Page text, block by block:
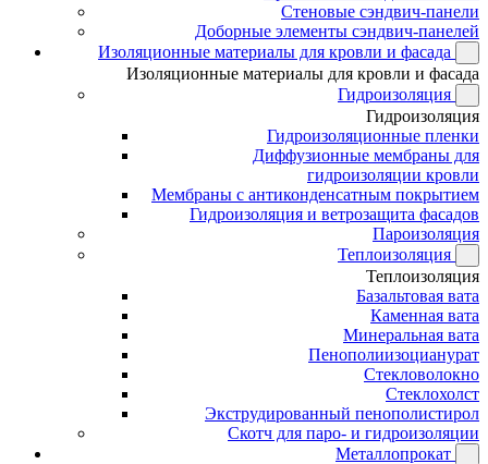
Стеновые сэндвич-панели
Доборные элементы сэндвич-панелей
Изоляционные материалы для кровли и фасада
Изоляционные материалы для кровли и фасада
Гидроизоляция
Гидроизоляция
Гидроизоляционные пленки
Диффузионные мембраны для
гидроизоляции кровли
Мембраны с антиконденсатным покрытием
Гидроизоляция и ветрозащита фасадов
Пароизоляция
Теплоизоляция
Теплоизоляция
Базальтовая вата
Каменная вата
Минеральная вата
Пенополиизоцианурат
Стекловолокно
Стеклохолст
Экструдированный пенополистирол
Скотч для паро- и гидроизоляции
Металлопрокат